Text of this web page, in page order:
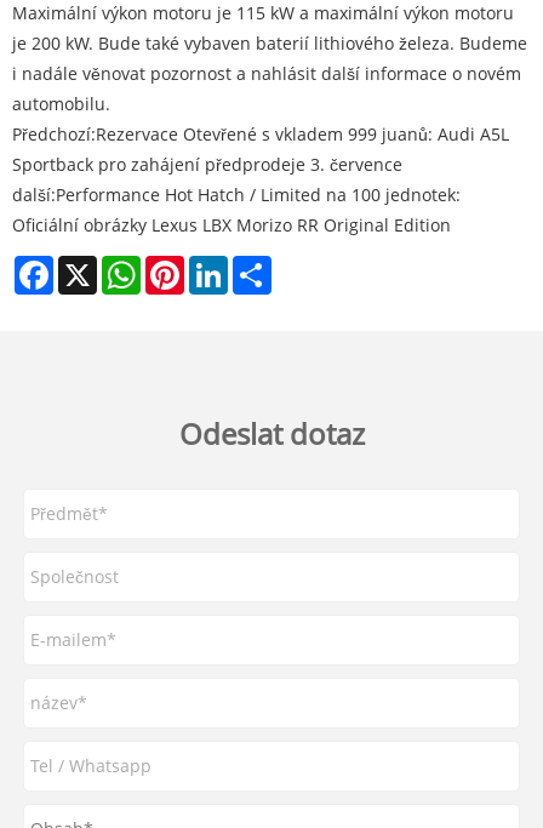
Maximální výkon motoru je 115 kW a maximální výkon motoru
je 200 kW. Bude také vybaven baterií lithiového železa. Budeme
i nadále věnovat pozornost a nahlásit další informace o novém
automobilu.
Předchozí:Rezervace Otevřené s vkladem 999 juanů: Audi A5L
Sportback pro zahájení předprodeje 3. července
další:Performance Hot Hatch / Limited na 100 jednotek:
Oficiální obrázky Lexus LBX Morizo ​​RR Original Edition
Facebook
X WhatsAppPinterestLinkedIn
Odeslat dotaz